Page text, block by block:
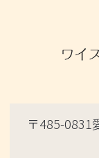
〒485-0831